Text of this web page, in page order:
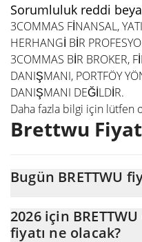
Sorumluluk reddi
3COMMAS FİNANSAL,
HERHANGİ BİR
3COMMAS BİR BROKER,
DANIŞMANI, PORTFÖY
DANIŞMANI DEĞİLDİR.
Daha fazla bilgi için lütfen
Brettwu Fiyat
Bugün BRETTWU
$0,000000000127554
2026 için
fiyatı ne olacak?